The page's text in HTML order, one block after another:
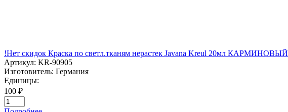
!Нет скидок Краска по светл.тканям нерастек Javana Kreul 20мл КАРМИНОВЫЙ
Артикул: KR-90905
Изготовитель: Германия
Единицы:
100 ₽